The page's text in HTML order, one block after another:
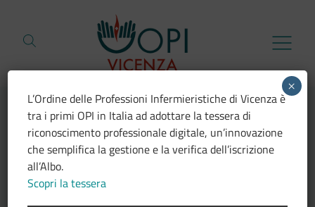
L'Ordine delle Professioni
Infermieristiche della
L’Ordine delle Professioni Infermieristiche di Vicenza è
tra i primi OPI in Italia ad adottare la tessera di
riconoscimento professionale digitale, un’innovazione
che semplifica la gestione e la verifica dell’iscrizione
all’Albo.
Scopri la tessera
×